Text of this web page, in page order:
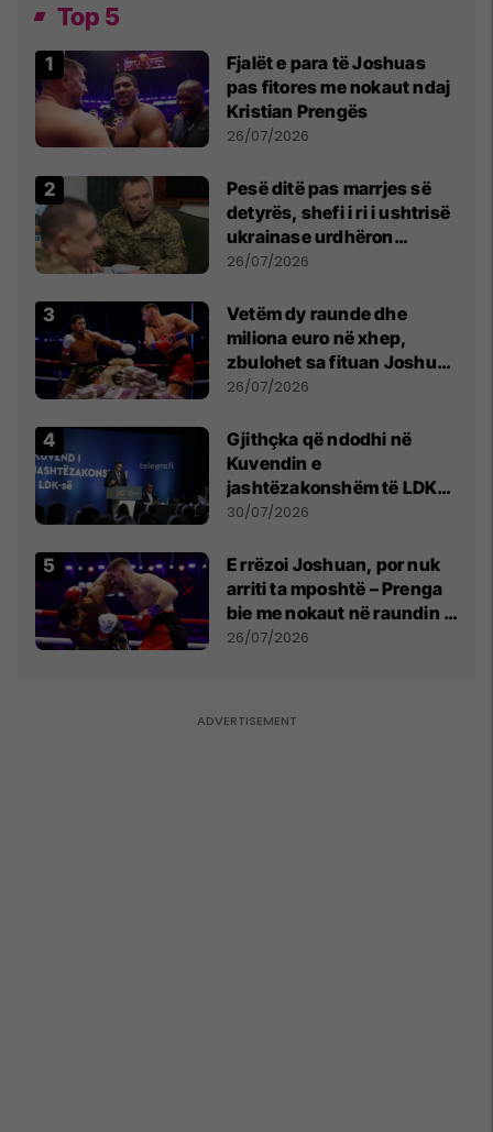
Top 5
Fjalët e para të Joshuas
pas fitores me nokaut ndaj
Kristian Prengës
26/07/2026
Pesë ditë pas marrjes së
detyrës, shefi i ri i ushtrisë
ukrainase urdhëron
kontroll të madh
26/07/2026
Vetëm dy raunde dhe
miliona euro në xhep,
zbulohet sa fituan Joshua
e Prenga
26/07/2026
Gjithçka që ndodhi në
Kuvendin e
jashtëzakonshëm të LDK-
së
30/07/2026
E rrëzoi Joshuan, por nuk
arriti ta mposhtë – Prenga
bie me nokaut në raundin e
dytë
26/07/2026